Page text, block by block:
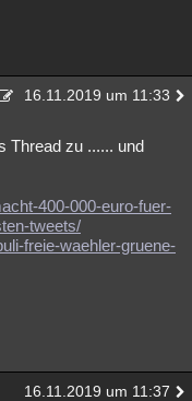
16.11.2019 um 11:33
Thread zu ...... und
400-000-euro-fuer-
tweets/
freie-waehler-gruene-
16.11.2019 um 11:37